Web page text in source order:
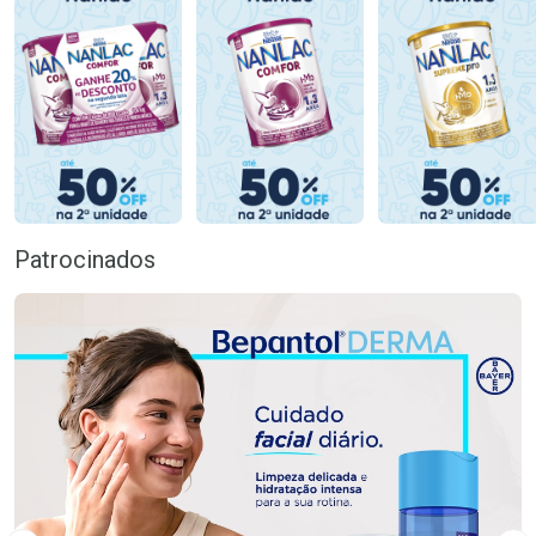
Patrocinados